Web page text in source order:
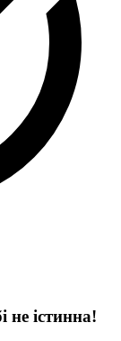
не істинна!